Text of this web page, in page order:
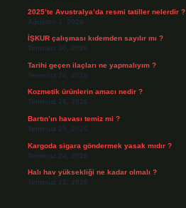
2025’te Avustralya’da resmi tatiller nelerdir ?
Ağustos 3, 2026
İŞKUR çalışması kıdemden sayılır mı ?
Temmuz 30, 2026
Tarihi geçen ilaçları ne yapmalıyım ?
Temmuz 28, 2026
Kozmetik ürünlerin amacı nedir ?
Temmuz 26, 2026
Bartın’ın havası temiz mi ?
Temmuz 25, 2026
Kargoda sigara göndermek yasak mıdır ?
Temmuz 24, 2026
Halı hav yüksekliği ne kadar olmalı ?
Temmuz 22, 2026